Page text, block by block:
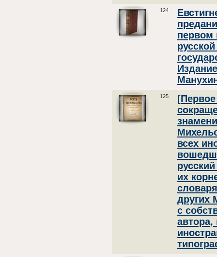
124
первом
125
всех
их
других
с
автора,